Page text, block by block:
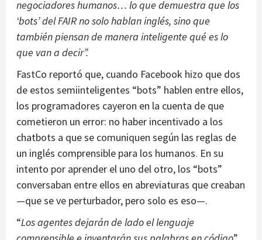
negociadores humanos… lo que demuestra que los
‘bots’ del FAIR no solo hablan inglés, sino que
también piensan de manera inteligente qué es lo
que van a decir”.
FastCo reportó que, cuando Facebook hizo que dos
de estos semiinteligentes “bots” hablen entre ellos,
los programadores cayeron en la cuenta de que
cometieron un error: no haber incentivado a los
chatbots a que se comuniquen según las reglas de
un inglés comprensible para los humanos. En su
intento por aprender el uno del otro, los “bots”
conversaban entre ellos en abreviaturas que creaban
—que se ve perturbador, pero solo es eso—.
“Los agentes dejarán de lado el lenguaje